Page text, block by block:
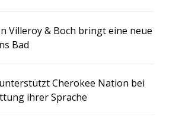
Villeroy & Boch bringt eine neue
Bad
Cherokee Nation bei
ihrer Sprache